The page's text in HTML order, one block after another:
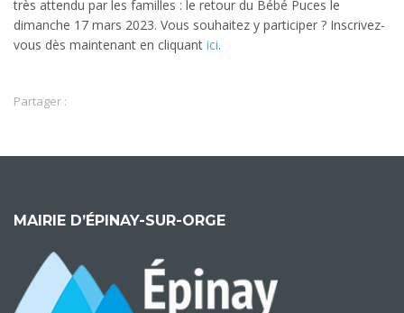
très attendu par les familles : le retour du Bébé Puces le
dimanche 17 mars 2023. Vous souhaitez y participer ? Inscrivez-
vous dès maintenant en cliquant ici.
Partager :
MAIRIE D’ÉPINAY-SUR-ORGE